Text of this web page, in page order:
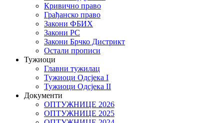
Кривично право
Грађанско право
Закони ФБИХ
Закони РС
Закони Брчко Дистрикт
Остали прописи
Тужиоци
Главни тужилац
Тужиоци Oдсјекa I
Тужиоци Oдсјекa II
Документи
ОПТУЖНИЦЕ 2026
ОПТУЖНИЦЕ 2025